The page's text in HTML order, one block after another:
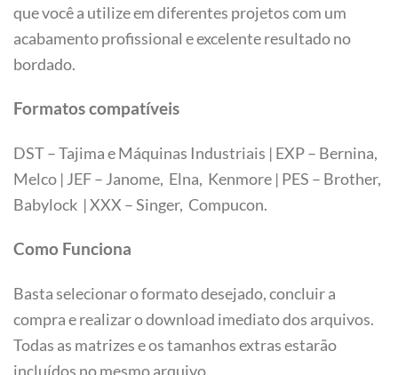
que você a utilize em diferentes projetos com um
acabamento profissional e excelente resultado no
bordado.
Formatos compatíveis
DST – Tajima e Máquinas Industriais | EXP – Bernina,
Melco | JEF – Janome, Elna, Kenmore | PES – Brother,
Babylock | XXX – Singer, Compucon.
Como Funciona
Basta selecionar o formato desejado, concluir a
compra e realizar o download imediato dos arquivos.
Todas as matrizes e os tamanhos extras estarão
incluídos no mesmo arquivo.
Tamanhos